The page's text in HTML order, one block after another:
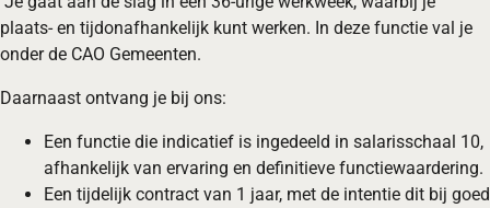
plaats- en tijdonafhankelijk kunt werken. In deze functie val je
onder de CAO Gemeenten.
Daarnaast ontvang je bij ons:
Een functie die indicatief is ingedeeld in salarisschaal 10,
afhankelijk van ervaring en definitieve functiewaardering.
Een tijdelijk contract van 1 jaar, met de intentie dit bij goed